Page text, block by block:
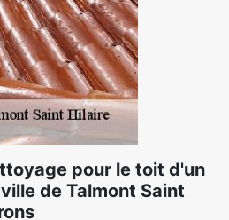
pour le toit d'un
de Talmont Saint